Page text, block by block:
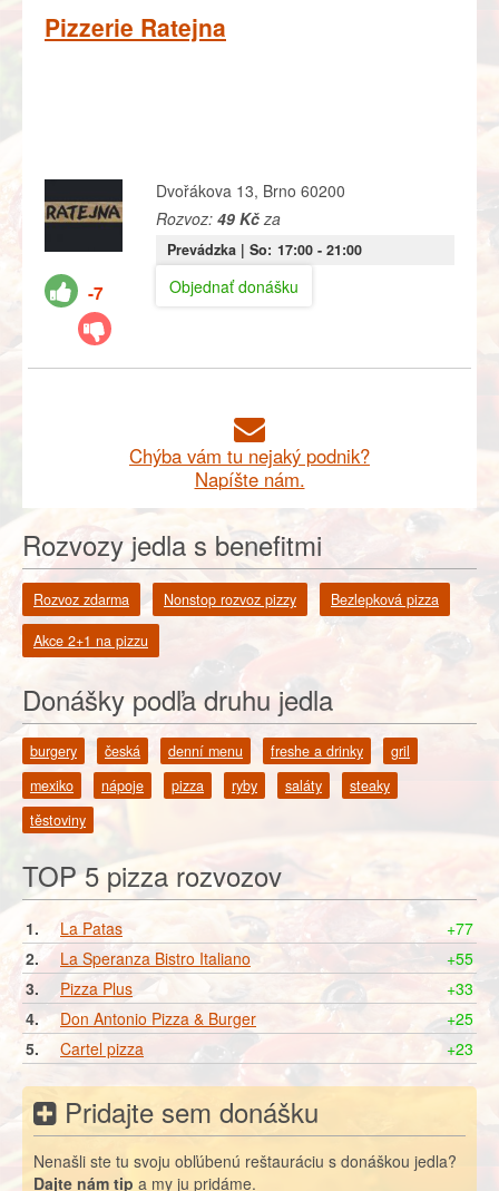
Pizzerie Ratejna
-7
Dvořákova 13, Brno 60200
Rozvoz: 49 Kčza
Prevádzka | So: 17:00- 21:00
Objednať donášku
Chýba vám tu nejaký podnik?
Napíšte nám.
Rozvozy jedla s benefitmi
Rozvoz zdarma Nonstop rozvoz pizzy Bezlepková pizza
Akce 2+1 na pizzu
Donášky podľa druhu jedla
burgery česká denní menu freshe a drinky
gril
mexiko
nápoje pizza ryby saláty
steaky
těstoviny
TOP 5 pizza rozvozov
1. La Patas
+77
2.
La Speranza Bistro Italiano
+55
3.
Pizza Plus
+33
4.
Don Antonio Pizza & Burger
+25
5.
Cartel pizza +23
Pridajte sem donášku
Nenašli ste tu svoju obľúbenú reštauráciu s donáškou jedla?
Dajte nám tip a my ju pridáme.